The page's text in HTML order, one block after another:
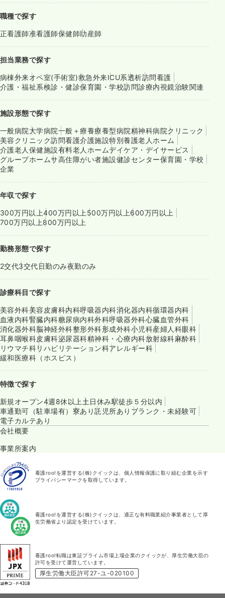
職種で探す
正看護師准看護師保健師助産師
担当業務で探す
病棟外来オペ室(手術室)救急外来ICU系透析訪問看護
介護・福祉系検診・健診保育園・学校訪問診療内視鏡治験関連
施設形態で探す
一般病院大学病院一般＋療養療養型病院精神科病院クリニック
美容クリニック訪問看護介護施設特別養護老人ホーム
介護老人保健施設有料老人ホームデイケア・デイサービス
グループホームサ高住障がい者施設健診センター保育園・学校
企業
年収で探す
300万円以上400万円以上 500万円以上600万円以上
700万円以上800万円以上
勤務形態で探す
2交代3交代日勤のみ夜勤のみ
診療科目で探す
美容外科美容皮膚科内科呼吸器内科消化器内科循環器内科
血液内科腎臓内科糖尿病内科外科呼吸器外科心臓血管外科
消化器外科脳神経外科整形外科形成外科小児科産婦人科眼科
耳鼻咽喉科皮膚科泌尿器科精神科・心療内科放射線科麻酔科
リウマチ科リハビリテーション科アレルギー科
緩和医療科（ホスピス）
特徴で探す
新規オープン4週8休以上 土日休み駅徒歩５分以内
車通勤可（駐車場有） 寮あり託児所あり ブランク・未経験可
電子カルテあり
会社概要
事業所案内
看護roo!を運営する(株)クイックは、個人情報保護に取り組む企業を示す
プライバシーマークを取得しています。
看護roo!を運営する(株)クイックは、適正な有料職業紹介事業者として厚
生労働省より認定を受けています。
看護roo!転職は東証プライム市場上場企業のクイックが、厚生労働大臣の
許可を受けて運営しています。
厚生労働大臣許可27-ユ-020100